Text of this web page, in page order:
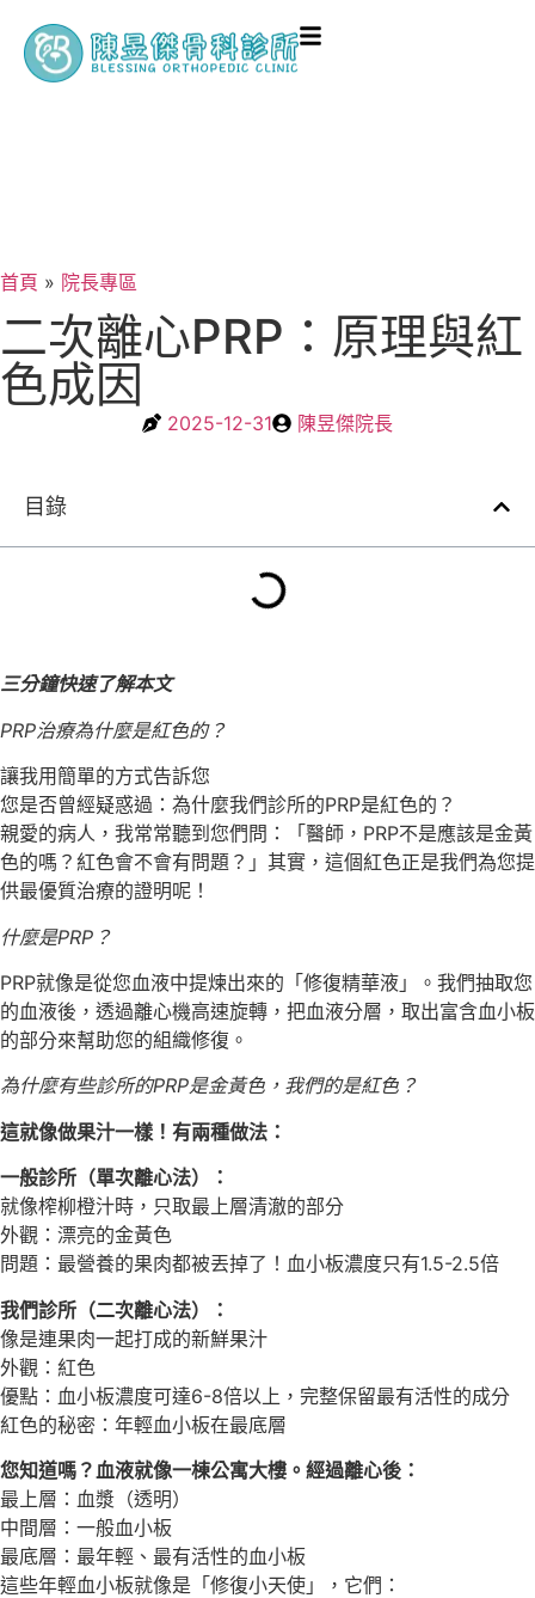
首頁 » 院長專區
二次離心PRP：原理與紅
色成因
2025-12-31 陳昱傑院長
目錄
三分鐘快速了解本文
PRP治療為什麼是紅色的？
讓我用簡單的方式告訴您
您是否曾經疑惑過：為什麼我們診所的PRP是紅色的？
親愛的病人，我常常聽到您們問：「醫師，PRP不是應該是金黃
色的嗎？紅色會不會有問題？」其實，這個紅色正是我們為您提
供最優質治療的證明呢！
什麼是PRP？
PRP就像是從您血液中提煉出來的「修復精華液」。我們抽取您
的血液後，透過離心機高速旋轉，把血液分層，取出富含血小板
的部分來幫助您的組織修復。
為什麼有些診所的PRP是金黃色，我們的是紅色？
這就像做果汁一樣！有兩種做法：
一般診所（單次離心法）：
就像榨柳橙汁時，只取最上層清澈的部分
外觀：漂亮的金黃色
問題：最營養的果肉都被丟掉了！血小板濃度只有1.5-2.5倍
我們診所（二次離心法）：
像是連果肉一起打成的新鮮果汁
外觀：紅色
優點：血小板濃度可達6-8倍以上，完整保留最有活性的成分
紅色的秘密：年輕血小板在最底層
您知道嗎？血液就像一棟公寓大樓。經過離心後：
最上層：血漿（透明）
中間層：一般血小板
最底層：最年輕、最有活性的血小板
這些年輕血小板就像是「修復小天使」，它們：